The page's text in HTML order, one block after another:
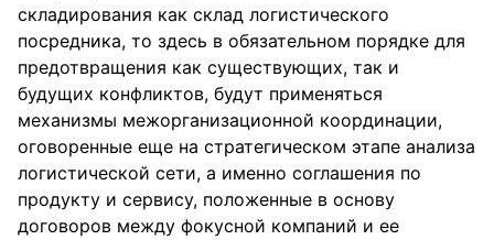
складирования как склад логистического
посредника, то здесь в обязательном порядке для
предотвращения как существующих, так и
будущих конфликтов, будут применяться
механизмы межорганизационной координации,
оговоренные еще на стратегическом этапе анализа
логистической сети, а именно соглашения по
продукту и сервису, положенные в основу
договоров между фокусной компаний и ее